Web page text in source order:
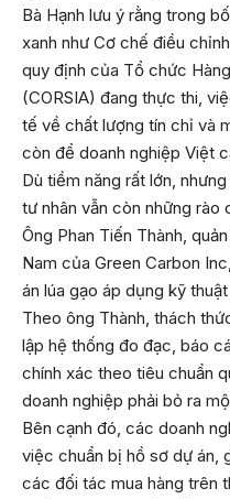
Bà Hạnh lưu ý rằng trong
xanh như Cơ chế điều
quy định của Tổ chức
(CORSIA) đang thực thi,
tế về chất lượng tín chỉ và
còn để doanh nghiệp Việt
Dù tiềm năng rất lớn,
tư nhân vẫn còn những rào
Ông Phan Tiến Thành,
Nam của Green Carbon
án lúa gạo áp dụng kỹ
Theo ông Thành, thách
lập hệ thống đo đạc, báo
chính xác theo tiêu chuẩn
doanh nghiệp phải bỏ ra
Bên cạnh đó, các doanh
việc chuẩn bị hồ sơ dự án,
các đối tác mua hàng trên